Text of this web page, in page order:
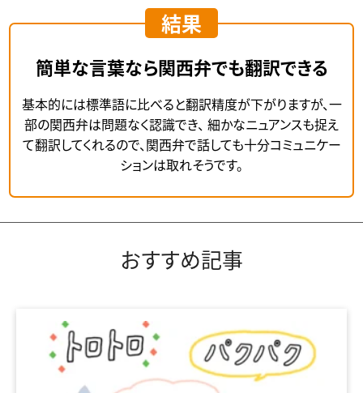
簡単な言葉なら関西弁でも翻訳できる
基本的には標準語に比べると翻訳精度が下がりますが、一
部の関西弁は問題なく認識でき、 細かなニュアンスも捉え
て翻訳してくれるので、関西弁で話しても十分コミュニケー
ションは取れそうです。
おすすめ記事